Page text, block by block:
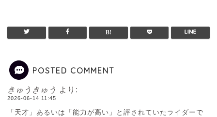
POSTED COMMENT
きゅうきゅう より:
2026-06-14 11:45
「天才」あるいは「能力が高い」と評されていたライダーで